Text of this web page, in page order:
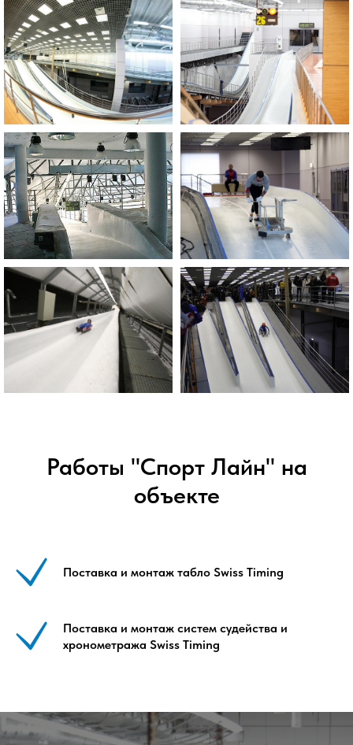
Работы "Спорт Лайн" на
объекте
Поставка и монтаж табло Swiss Timing
Поставка и монтаж систем судейства и
хронометража Swiss Timing